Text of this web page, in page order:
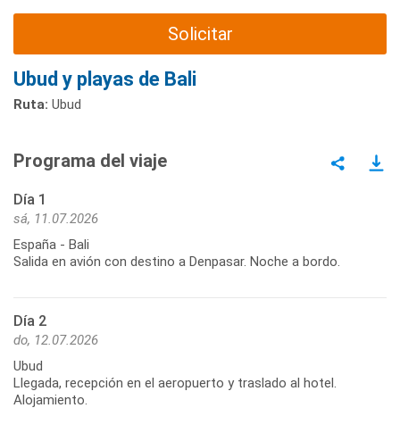
Solicitar
Ubud y playas de Bali
Ruta: Ubud
Programa del viaje
Día 1
sá, 11.07.2026
España - Bali
Salida en avión con destino a Denpasar. Noche a bordo.
Día 2
do, 12.07.2026
Ubud
Llegada, recepción en el aeropuerto y traslado al hotel.
Alojamiento.